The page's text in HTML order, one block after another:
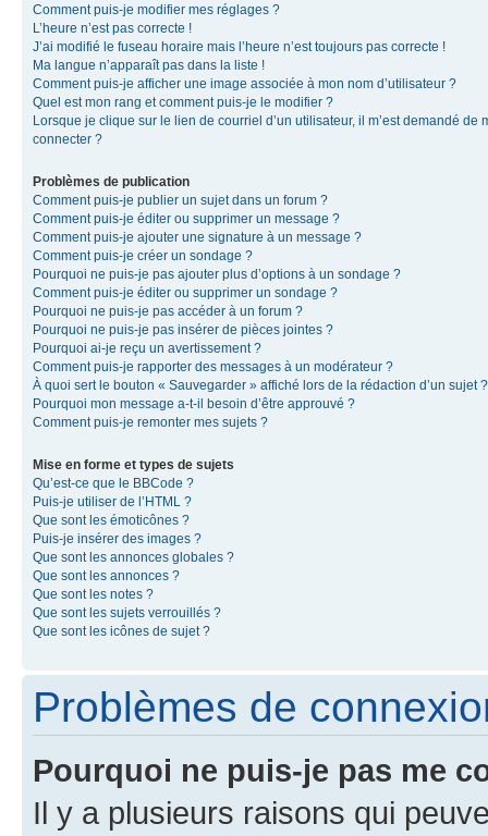
Comment puis-je modifier mes réglages ?
L’heure n’est pas correcte !
J’ai modifié le fuseau horaire mais l’heure n’est toujours pas correcte !
Ma langue n’apparaît pas dans la liste !
Comment puis-je afficher une image associée à mon nom d’utilisateur ?
Quel est mon rang et comment puis-je le modifier ?
Lorsque je clique sur le lien de courriel d’un utilisateur, il m’est demandé de
connecter ?
Problèmes de publication
Comment puis-je publier un sujet dans un forum ?
Comment puis-je éditer ou supprimer un message ?
Comment puis-je ajouter une signature à un message ?
Comment puis-je créer un sondage ?
Pourquoi ne puis-je pas ajouter plus d’options à un sondage ?
Comment puis-je éditer ou supprimer un sondage ?
Pourquoi ne puis-je pas accéder à un forum ?
Pourquoi ne puis-je pas insérer de pièces jointes ?
Pourquoi ai-je reçu un avertissement ?
Comment puis-je rapporter des messages à un modérateur ?
À quoi sert le bouton « Sauvegarder » affiché lors de la rédaction d’un sujet ?
Pourquoi mon message a-t-il besoin d’être approuvé ?
Comment puis-je remonter mes sujets ?
Mise en forme et types de sujets
Qu’est-ce que le BBCode ?
Puis-je utiliser de l’HTML ?
Que sont les émoticônes ?
Puis-je insérer des images ?
Que sont les annonces globales ?
Que sont les annonces ?
Que sont les notes ?
Que sont les sujets verrouillés ?
Que sont les icônes de sujet ?
Problèmes de
Pourquoi ne puis-je pas me
Il y a plusieurs raisons qui